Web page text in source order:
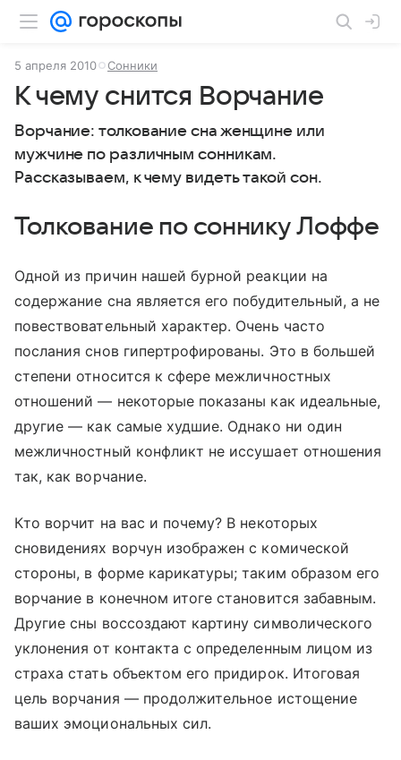
5 апреля 2010 Сонники
К чему снится Ворчание
Ворчание: толкование сна женщине или
мужчине по различным сонникам.
Рассказываем, к чему видеть такой сон.
Толкование по соннику Лоффе
Одной из причин нашей бурной реакции на
содержание сна является его побудительный, а не
повествовательный характер. Очень часто
послания снов гипертрофированы. Это в большей
степени относится к сфере межличностных
отношений — некоторые показаны как идеальные,
другие — как самые худшие. Однако ни один
межличностный конфликт не иссушает отношения
так, как ворчание.
Кто ворчит на вас и почему? В некоторых
сновидениях ворчун изображен с комической
стороны, в форме карикатуры; таким образом его
ворчание в конечном итоге становится забавным.
Другие сны воссоздают картину символического
уклонения от контакта с определенным лицом из
страха стать объектом его придирок. Итоговая
цель ворчания — продолжительное истощение
ваших эмоциональных сил.